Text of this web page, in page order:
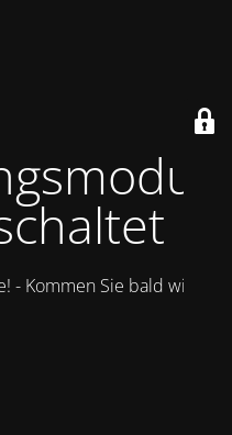
- Kommen Sie bald wieder.